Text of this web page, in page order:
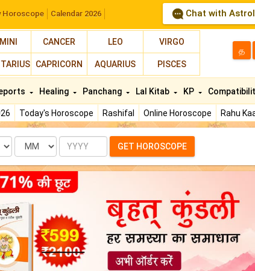
Horoscope Calendar 2026 Chat with
CANCER LEO VIRGO
CAPRICORN AQUARIUS PISCES
த
Today's Horoscope Rashifal Online Horoscope Rahu
Healing Panchang Lal Kitab KP
Month Year GET HOROSCOPE